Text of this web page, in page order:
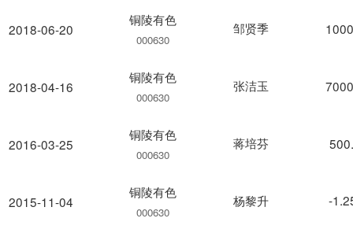
2018-06-20
2018-04-16
2016-03-25
2015-11-04
铜陵有色
000630
邹贤季
铜陵有色
000630
张洁玉
铜陵有色
000630
蒋培芬
铜陵有色
000630
杨黎升 -